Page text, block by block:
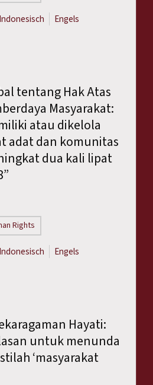
Indonesisch Engels
tentang Hak Atas
Masyarakat:
atau dikelola
adat dan komunitas
dua kali lipat
Rights
Indonesisch Engels
Hayati:
untuk menunda
‘masyarakat